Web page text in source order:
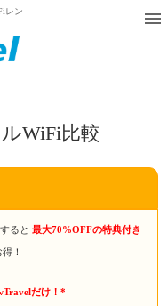
レン
WiFi比較
ると 最大70%OFFの特典付き
！
だけ！*